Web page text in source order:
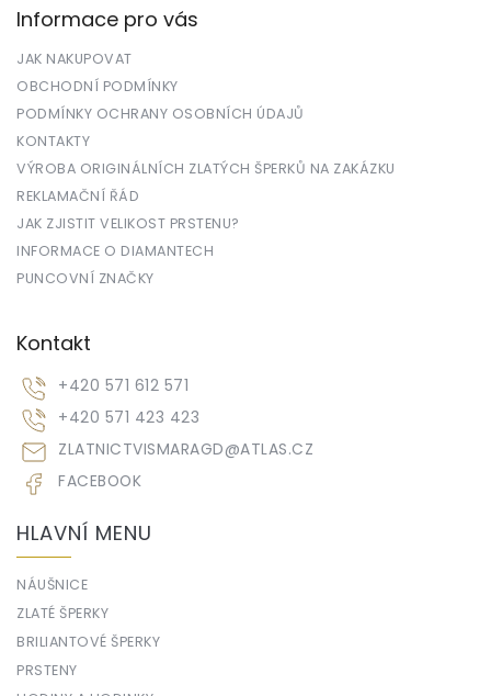
Informace pro vás
JAK NAKUPOVAT
OBCHODNÍ PODMÍNKY
PODMÍNKY OCHRANY OSOBNÍCH ÚDAJŮ
KONTAKTY
VÝROBA ORIGINÁLNÍCH ZLATÝCH ŠPERKŮ NA ZAKÁZKU
REKLAMAČNÍ ŘÁD
JAK ZJISTIT VELIKOST PRSTENU?
INFORMACE O DIAMANTECH
PUNCOVNÍ ZNAČKY
Kontakt
ZLATNICTVISMARAGD@ATLAS.CZ
+420 571 612 571
+420 571 423 423
FACEBOOK
HLAVNÍ MENU
NÁUŠNICE
ZLATÉ ŠPERKY
BRILIANTOVÉ ŠPERKY
PRSTENY